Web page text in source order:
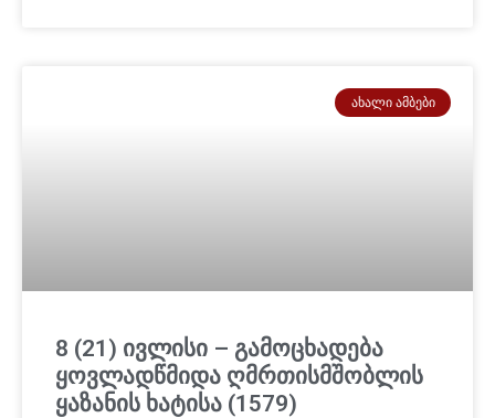
ᲐᲮᲐᲚᲘ ᲐᲛᲑᲔᲑᲘ
8 (21) ივლისი – გამოცხადება
ყოვლადწმიდა ღმრთისმშობლის
ყაზანის ხატისა (1579)